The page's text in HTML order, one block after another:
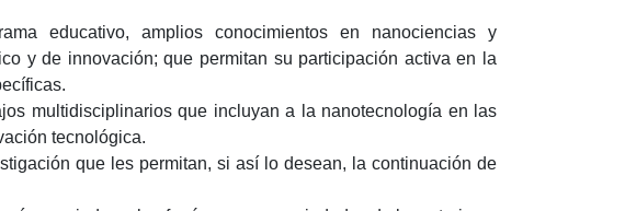
educativo, amplios conocimientos en nanociencias y
y de innovación; que permitan su participación activa en la
multidisciplinarios que incluyan a la nanotecnología en las
tecnológica.
que les permitan, si así lo desean, la continuación de